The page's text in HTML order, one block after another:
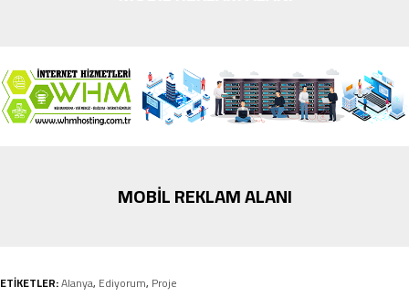
MOBİL REKLAM ALANI
ETİKETLER:Alanya, Ediyorum, Proje